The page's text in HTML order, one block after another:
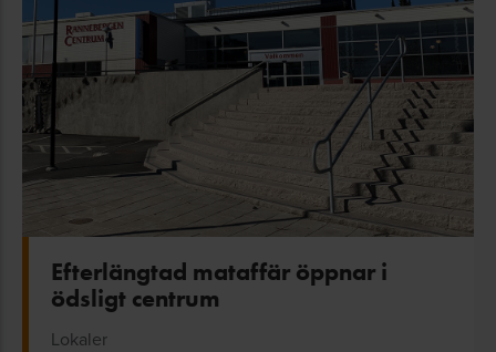
Efterlängtad mataffär öppnar i
ödsligt centrum
Lokaler